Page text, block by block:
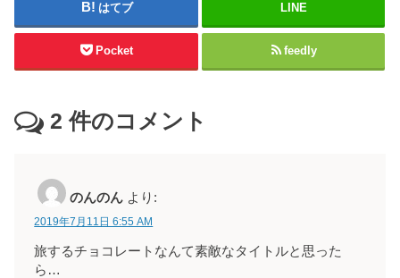
はてブ LINE
Pocket feedly
2 件のコメント
のんのん より:
2019年7月11日 6:55 AM
旅するチョコレートなんて素敵なタイトルと思った
ら…